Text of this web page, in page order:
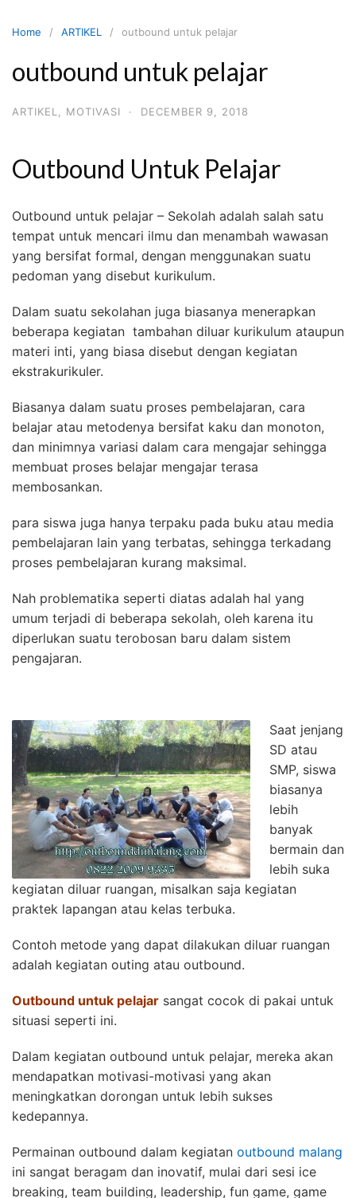
Home ARTIKEL outbound untuk pelajar
outbound untuk pelajar
ARTIKEL MOTIVASI · DECEMBER 9, 2018
Outbound Untuk Pelajar
Outbound untuk pelajar – Sekolah adalah salah satu
tempat untuk mencari ilmu dan menambah wawasan
yang bersifat formal, dengan menggunakan suatu
pedoman yang disebut kurikulum.
Dalam suatu sekolahan juga biasanya menerapkan
beberapa kegiatan tambahan diluar kurikulum ataupun
materi inti, yang biasa disebut dengan kegiatan
ekstrakurikuler.
Biasanya dalam suatu proses pembelajaran, cara
belajar atau metodenya bersifat kaku dan monoton,
dan minimnya variasi dalam cara mengajar sehingga
membuat proses belajar mengajar terasa
membosankan.
para siswa juga hanya terpaku pada buku atau media
pembelajaran lain yang terbatas, sehingga terkadang
proses pembelajaran kurang maksimal.
Nah problematika seperti diatas adalah hal yang
umum terjadi di beberapa sekolah, oleh karena itu
diperlukan suatu terobosan baru dalam sistem
pengajaran.
Saat jenjang
SD atau
SMP, siswa
biasanya
lebih
banyak
bermain dan
lebih suka
kegiatan diluar ruangan, misalkan saja kegiatan
praktek lapangan atau kelas terbuka.
Contoh metode yang dapat dilakukan diluar ruangan
adalah kegiatan outing atau outbound.
Outbound untuk pelajar sangat cocok di pakai untuk
situasi seperti ini.
Dalam kegiatan outbound untuk pelajar, mereka akan
mendapatkan motivasi-motivasi yang akan
meningkatkan dorongan untuk lebih sukses
kedepannya.
Permainan outbound dalam kegiatan outbound malang
ini sangat beragam dan inovatif, mulai dari sesi ice
breaking, team building, leadership, fun game, game